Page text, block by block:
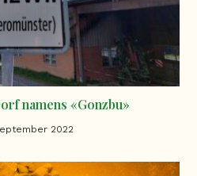
namens «Gonzbu»
2022